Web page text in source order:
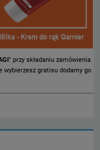
" przy składaniu zamówienia.
wybierzesz gratisu dodamy go